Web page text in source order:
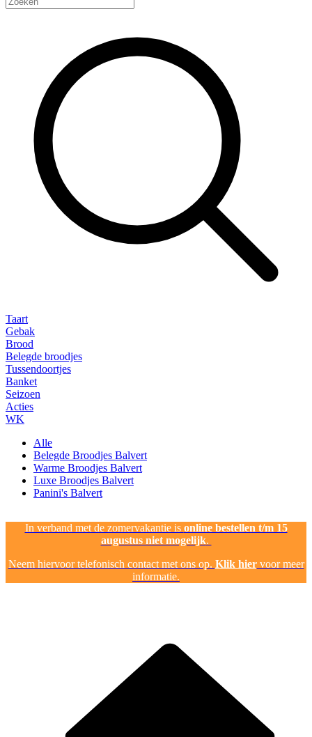
Taart
Gebak
Brood
Belegde broodjes
Tussendoortjes
Banket
Seizoen
Acties
WK
Alle
Belegde Broodjes Balvert
Warme Broodjes Balvert
Luxe Broodjes Balvert
Panini's Balvert
In verband met de zomervakantie is online bestellen t/m 15
augustus niet mogelijk.
Neem hiervoor telefonisch contact met ons op. Klik hiervoor meer
informatie.